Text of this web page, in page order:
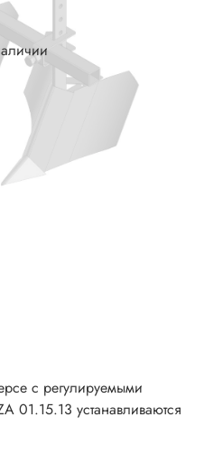
с регулируемыми
01.15.13 устанавливаются